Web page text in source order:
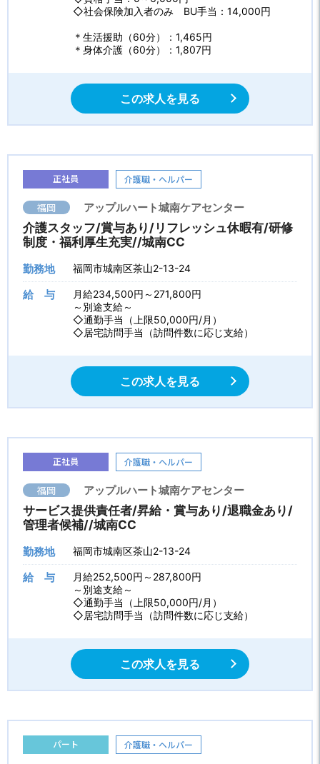
◇社会保険加入者のみ BU手当：14,000円
＊生活援助（60分）：1,465円
＊身体介護（60分）：1,807円
この求人を見る
正社員 介護職・ヘルパー
福岡 アップルハート城南ケアセンター
介護スタッフ/賞与あり/リフレッシュ休暇有/研修
制度・福利厚生充実//城南CC
勤務地 福岡市城南区茶山2-13-24
給 与
月給234,500円～271,800円
～別途支給～
◇通勤手当（上限50,000円/月）
◇居宅訪問手当（訪問件数に応じ支給）
この求人を見る
正社員 介護職・ヘルパー
福岡 アップルハート城南ケアセンター
サービス提供責任者/昇給・賞与あり/退職金あり/
管理者候補//城南CC
勤務地 福岡市城南区茶山2-13-24
給 与
月給252,500円～287,800円
～別途支給～
◇通勤手当（上限50,000円/月）
◇居宅訪問手当（訪問件数に応じ支給）
この求人を見る
パート 介護職・ヘルパー